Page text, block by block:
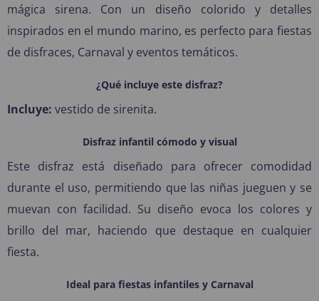
mágica sirena. Con un diseño colorido y detalles
inspirados en el mundo marino, es perfecto para fiestas
de disfraces, Carnaval y eventos temáticos.
¿Qué incluye este disfraz?
Incluye: vestido de sirenita.
Disfraz infantil cómodo y visual
Este disfraz está diseñado para ofrecer comodidad
durante el uso, permitiendo que las niñas jueguen y se
muevan con facilidad. Su diseño evoca los colores y
brillo del mar, haciendo que destaque en cualquier
fiesta.
Ideal para fiestas infantiles y Carnaval